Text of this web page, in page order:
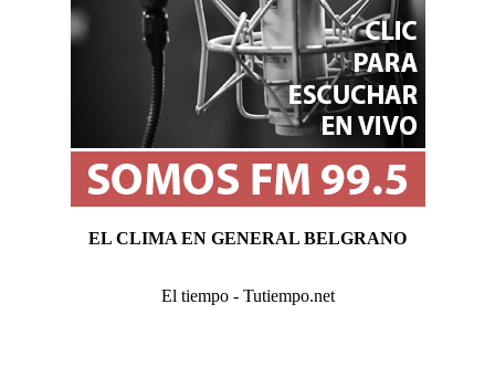
EL CLIMA EN GENERAL BELGRANO
El tiempo - Tutiempo.net